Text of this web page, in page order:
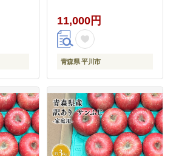
11,000円
青森県 平川市